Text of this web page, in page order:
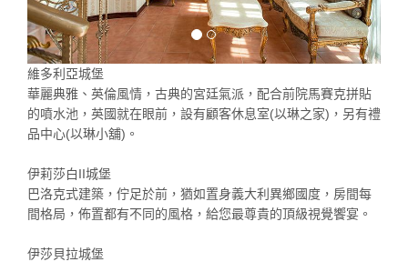
維多利亞城堡
華麗典雅、英倫風情，古典的宮廷氣派，配合前院馬賽克拼貼
的噴水池，英國就在眼前，設有顧客休息室(以琳之家)，另有禮
品中心(以琳小舖)。
伊莉莎白II城堡
巴洛克式建築，佇足於前，猶如置身義大利異鄉國度，房間每
間格局，佈置都有不同的風格，給您最尊貴的頂級視覺饗宴。
伊莎貝拉城堡